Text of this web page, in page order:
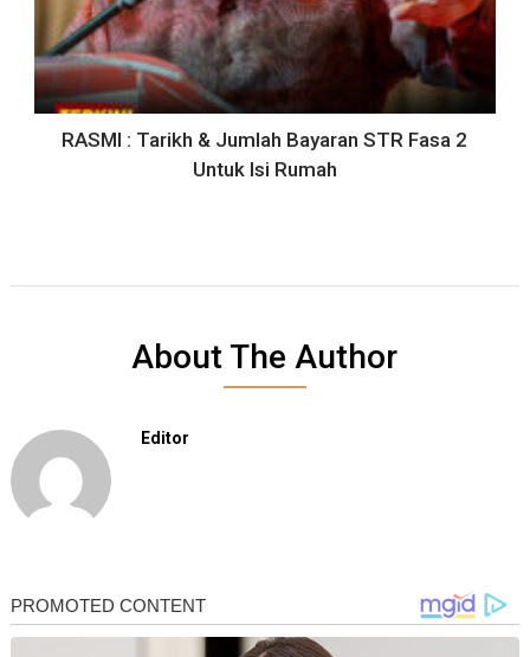
RASMI : Tarikh & Jumlah Bayaran STR Fasa 2
Untuk Isi Rumah
About The Author
Editor